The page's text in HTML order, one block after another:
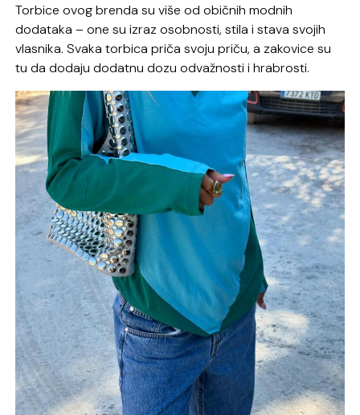
Torbice ovog brenda su više od običnih modnih
dodataka – one su izraz osobnosti, stila i stava svojih
vlasnika. Svaka torbica priča svoju priču, a zakovice su
tu da dodaju dodatnu dozu odvažnosti i hrabrosti.